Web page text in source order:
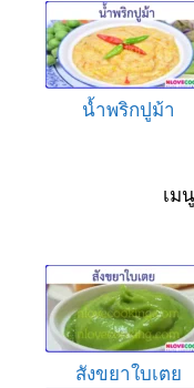
น้ำพริกปูม้า
เม
สังขยาใบเตย